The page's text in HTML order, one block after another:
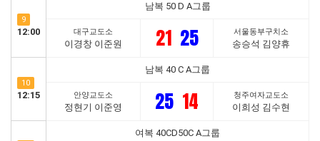
9
12:00
남복 50 D A그룹
대구교도소
이경창 이준원 21 25 서울동부구치소
송승석 김양휴
10
12:15
남복 40 C A그룹
안양교도소
정현기 이준영 25 14 청주여자교도소
이희성 김수현
여복 40CD50C A그룹